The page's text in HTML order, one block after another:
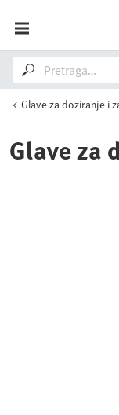
Glave za doziranje i
Glave za